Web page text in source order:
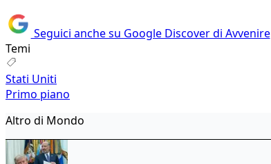
Seguici anche su Google Discover di Avvenire
Temi
Stati Uniti
Primo piano
Altro di Mondo